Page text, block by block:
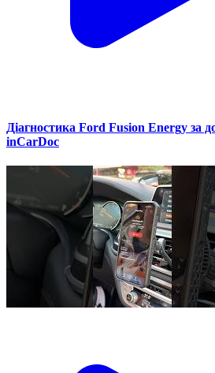
Діагностика Ford Fusion Energy за
inCarDoc